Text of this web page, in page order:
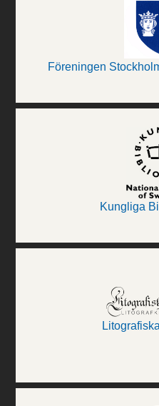
Föreningen
Kungliga